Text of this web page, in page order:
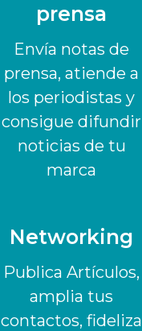
prensa
Envía notas de
prensa, atiende a
los periodistas y
consigue difundir
noticias de tu
marca
Networking
Publica Artículos,
amplia tus
contactos, fideliza